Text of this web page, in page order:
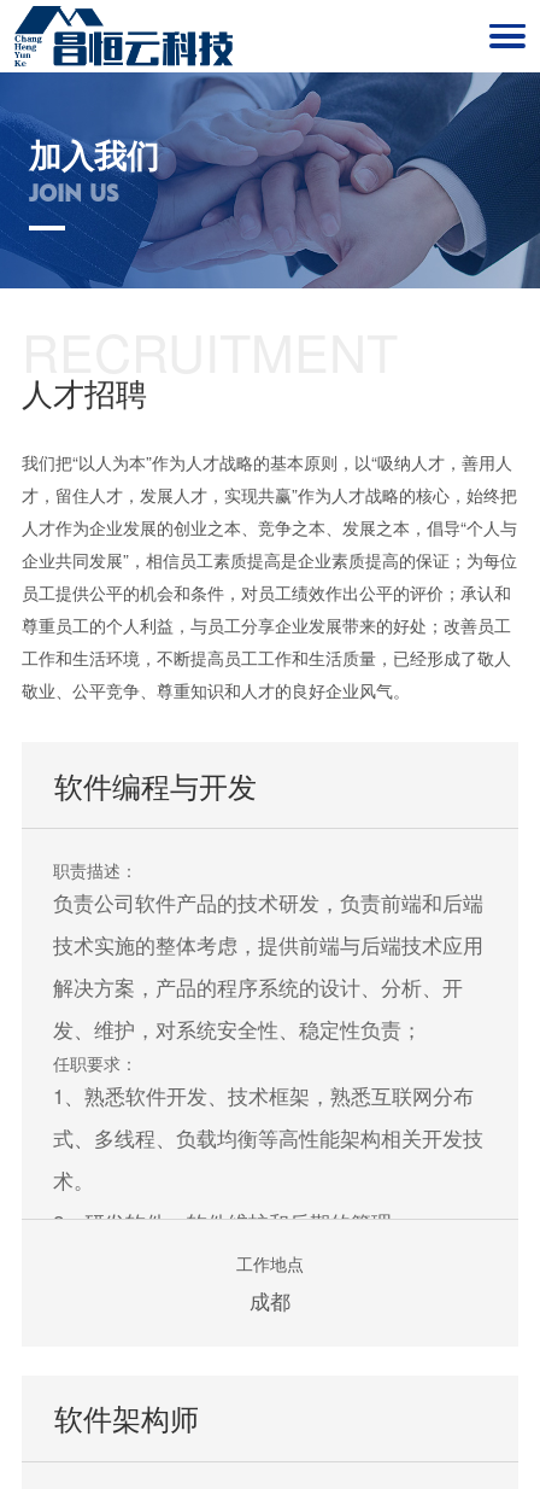
加入我们
JOIN US
人才招聘
我们把“以人为本”作为人才战略的基本原则，以“吸纳人才，善用人
才，留住人才，发展人才，实现共赢”作为人才战略的核心，始终把
人才作为企业发展的创业之本、竞争之本、发展之本，倡导“个人与
企业共同发展”，相信员工素质提高是企业素质提高的保证；为每位
员工提供公平的机会和条件，对员工绩效作出公平的评价；承认和
尊重员工的个人利益，与员工分享企业发展带来的好处；改善员工
工作和生活环境，不断提高员工工作和生活质量，已经形成了敬人
敬业、公平竞争、尊重知识和人才的良好企业风气。
软件编程与开发
职责描述：
负责公司软件产品的技术研发，负责前端和后端
技术实施的整体考虑，提供前端与后端技术应用
解决方案，产品的程序系统的设计、分析、开
发、维护，对系统安全性、稳定性负责；
任职要求：
1、熟悉软件开发、技术框架，熟悉互联网分布
式、多线程、负载均衡等高性能架构相关开发技
术。
2、研发软件，软件维护和后期的管理。
工作地点
成都
软件架构师